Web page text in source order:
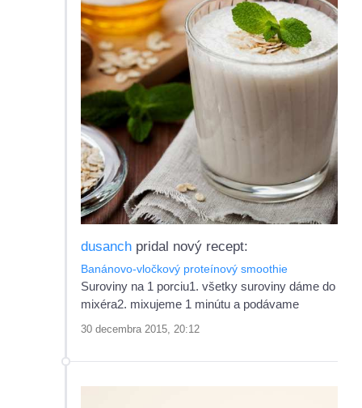
dusanch pridal nový recept:
Banánovo-vločkový proteínový smoothie
Suroviny na 1 porciu1. všetky suroviny dáme do
mixéra2. mixujeme 1 minútu a podávame
30 decembra 2015, 20:12